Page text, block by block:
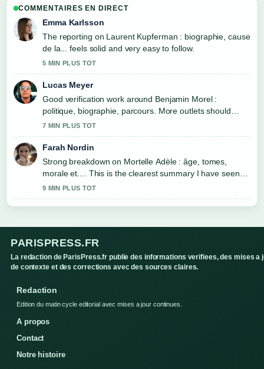
COMMENTAIRES EN DIRECT
Emma Karlsson
The reporting on Laurent Kupferman : biographie, cause
de la... feels solid and very easy to follow.
5 MIN PLUS TOT
Lucas Meyer
Good verification work around Benjamin Morel :
politique, biographie, parcours. More outlets should
write like this.
7 MIN PLUS TOT
Farah Nordin
Strong breakdown on Mortelle Adèle : âge, tomes,
morale et.... This is the clearest summary I have seen
today.
9 MIN PLUS TOT
PARISPRESS.FR
La redaction de ParisPress.fr publie des informations verifiees, des mises a
de contexte et des corrections avec des sources claires.
Redaction
Edition du matin cycle editorial avec mises a jour continues.
A propos
Contact
Notre histoire